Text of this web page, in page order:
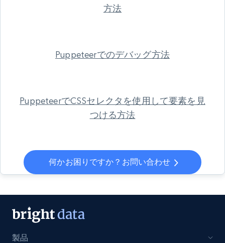
方法
Puppeteerでのデバッグ方法
PuppeteerでCSSセレクタを使用して要素を見
つける方法
何かお困りですか？お問い合わせ
製品